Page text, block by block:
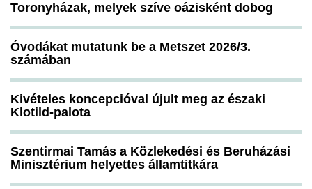
Toronyházak, melyek szíve oázisként dobog
Óvodákat mutatunk be a Metszet 2026/3.
számában
Kivételes koncepcióval újult meg az északi
Klotild-palota
Szentirmai Tamás a Közlekedési és Beruházási
Minisztérium helyettes államtitkára